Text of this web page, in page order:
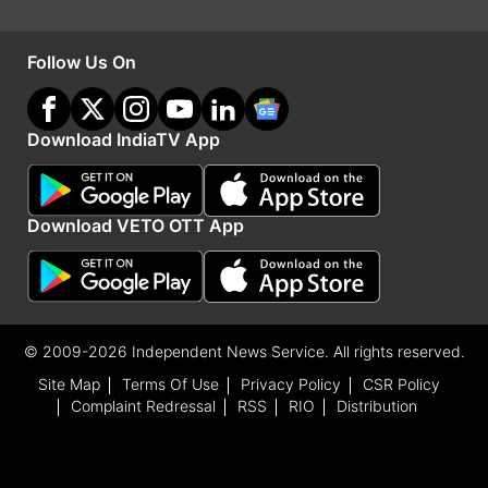
जनवरी में, यमुना एक्सप्रेसवे इंडस्ट्रियल डेवलपमेंट अथॉरिटी
यानी ने सेक्टर 21 में 1,000 एकड़ फिल्म सिटी परियोजना के
230 एकड़ के पहले फेज के भूमि उपयोग मैप को मंजूरी दी
थी। प्रोजेक्ट को दो हिस्सों- इंडस्ट्रियल और कॉमर्शिल जोन
में बांटा गया है। 230 एकड़ में 155 एकड़ इंडस्ट्रीयल यूज
Follow Us On
Download IndiaTV App
Download VETO OTT App
© 2009-2026 Independent News Service. All rights reserved.
Site Map
Terms Of Use Privacy Policy
CSR Policy
Complaint Redressal
RSS RIO Distribution